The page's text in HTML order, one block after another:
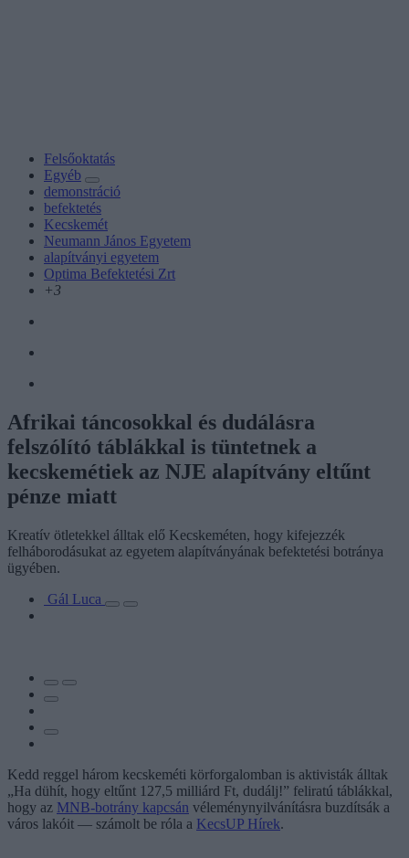
Felsőoktatás
Egyéb
demonstráció
befektetés
Kecskemét
Neumann János Egyetem
alapítványi egyetem
Optima Befektetési Zrt
+3
Afrikai táncosokkal és dudálásra
felszólító táblákkal is tüntetnek a
kecskemétiek az NJE alapítvány eltűnt
pénze miatt
Kreatív ötletekkel álltak elő Kecskeméten, hogy kifejezzék
felháborodásukat az egyetem alapítványának befektetési botránya
ügyében.
Gál Luca
Kedd reggel három kecskeméti körforgalomban is aktivisták álltak
„Ha dühít, hogy eltűnt 127,5 milliárd Ft, dudálj!” feliratú táblákkal,
hogy az MNB-botrány kapcsán véleménynyilvánításra buzdítsák a
város lakóit — számolt be róla a KecsUP Hírek.